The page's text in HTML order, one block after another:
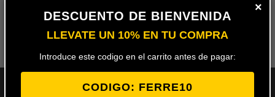
carrito
© 2024 - 2026 Ferretería Los Ángeles
×
DESCUENTO DE BIENVENIDA
LLEVATE UN 10% EN TU COMPRA
Introduce este codigo en el carrito antes de pagar:
CODIGO: FERRE10